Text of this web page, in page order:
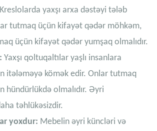
Kreslolarda yaxşı arxa dəstəyi tələb
tutmaq üçün kifayət qədər möhkəm,
üçün kifayət qədər yumşaq olmalıdır.
Yaxşı qoltuqaltılar yaşlı insanlara
itələməyə kömək edir. Onlar tutmaq
hündürlükdə olmalıdır. Əyri
təhlükəsizdir.
yoxdur: Mebelin əyri küncləri və